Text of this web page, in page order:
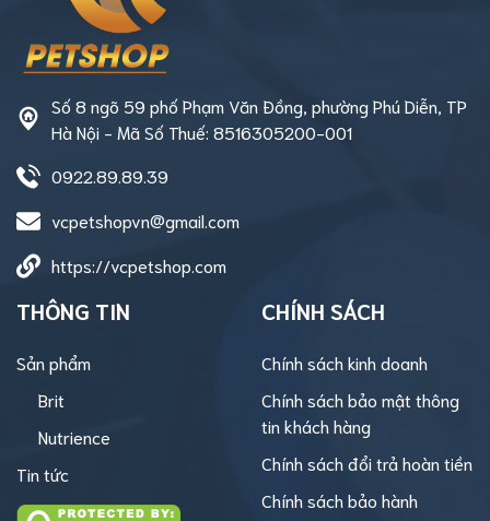
Số 8 ngõ 59 phố Phạm Văn Đồng, phường Phú Diễn, TP
Hà Nội - Mã Số Thuế: 8516305200-001
0922.89.89.39
vcpetshopvn@gmail.com
https://vcpetshop.com
THÔNG TIN
Sản phẩm
Brit
Nutrience
Tin tức
CHÍNH SÁCH
Chính sách kinh doanh
Chính sách bảo mật thông
tin khách hàng
Chính sách đổi trả hoàn tiền
Chính sách bảo hành